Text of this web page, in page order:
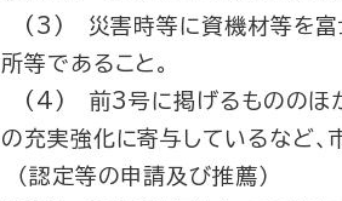
(3) 災害時等に資機材等を富
所等であること。
(4) 前3号に掲げるもののほか
の充実強化に寄与しているなど、
（認定等の申請及び推薦）